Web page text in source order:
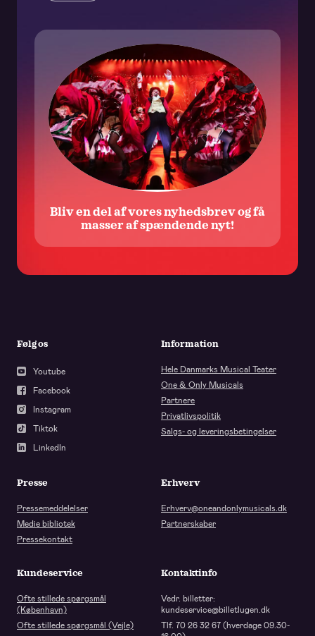
markedsføringsmæssig henseende. Samtykket kan altid
trækkes tilbage ved at benytte frameldingslinket i det
udsendte materiale samt ved at rette henvendelse til One and
Only koncernen. Der henvises i øvrigt til vores
privatlivspolitik.
Bliv en del af vores nyhedsbrev og få
masser af spændende nyt!
Følg os
Youtube
Facebook
Instagram
Tiktok
LinkedIn
Information
Hele Danmarks Musical Teater
One & Only Musicals
Partnere
Privatlivspolitik
Salgs- og leveringsbetingelser
Presse
Pressemeddelelser
Medie bibliotek
Pressekontakt
Erhverv
Erhverv@oneandonlymusicals.dk
Partnerskaber
Kundeservice
Ofte stillede spørgsmål
(København)
Ofte stillede spørgsmål (Vejle)
Kontaktinfo
Vedr. billetter:
kundeservice@billetlugen.dk
Tlf. 70 26 32 67 (hverdage 09.30-